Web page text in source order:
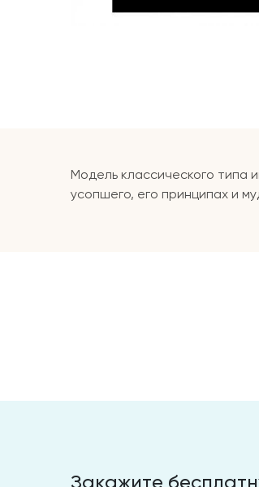
Модель классического типа
усопшего, его принципах и
Закажите